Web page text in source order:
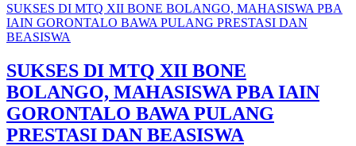
SUKSES DI MTQ XII BONE BOLANGO, MAHASISWA PBA
IAIN GORONTALO BAWA PULANG PRESTASI DAN
BEASISWA
SUKSES DI MTQ XII BONE
BOLANGO, MAHASISWA PBA IAIN
GORONTALO BAWA PULANG
PRESTASI DAN BEASISWA